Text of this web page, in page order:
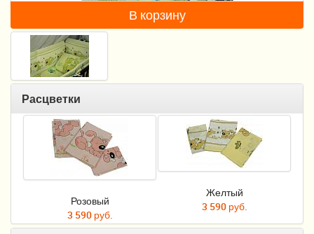
Манежи
Безопасность ребенка
Ходунки и прыгунки
Игры и развитие
Принадлежности для выписки
Сумки для мам и детей
Кенгуру и слинги
В корзину
Расцветки
Розовый
3 590 руб.
Желтый
3 590 руб.